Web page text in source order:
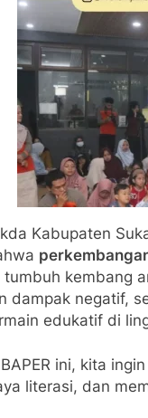
Kabupaten
kembang
dampak negatif,
edukatif di
BAPER ini, kita
literasi, dan